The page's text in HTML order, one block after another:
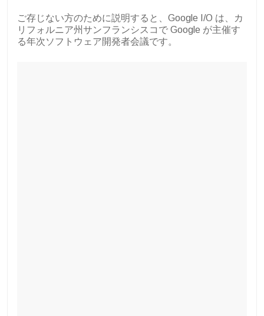
ご存じない方のために説明すると、Google I/O は、カ
リフォルニア州サンフランシスコで Google が主催す
る年次ソフトウェア開発者会議です。